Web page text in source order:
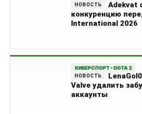
Adekvat
конкуренцию
International 2026
КИБЕРСПОРТ • DOTA 2
Valve удалить
аккаунты